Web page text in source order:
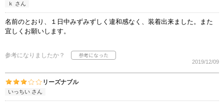
ｋ さん
名前のとおり、１日中みずみずしく違和感なく、装着出来ました。また
宜しくお願いします。
参考になりましたか？
2019/12/09
リーズナブル
いっちい さん